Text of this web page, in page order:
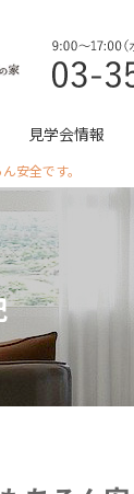
見学会情報
安全です。